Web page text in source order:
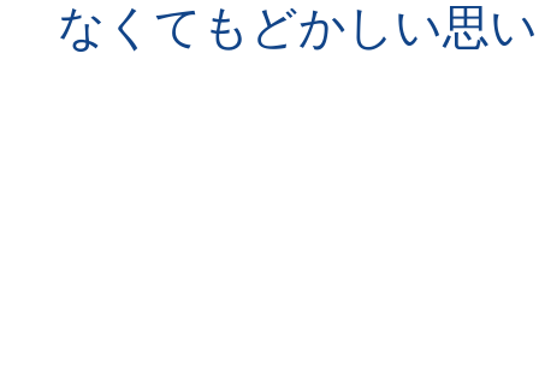
なくてもどかしい思